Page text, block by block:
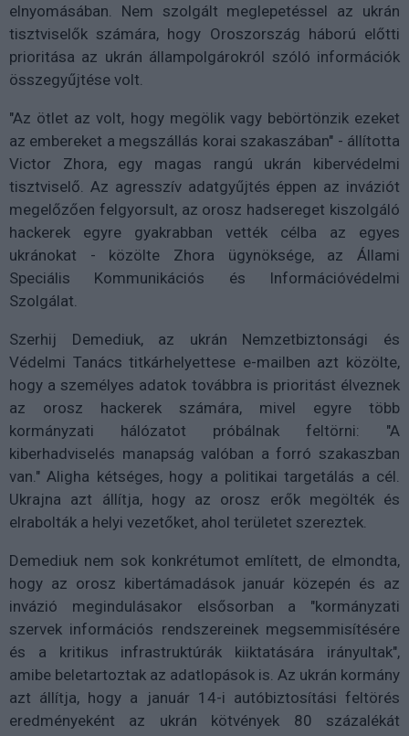
elnyomásában. Nem szolgált meglepetéssel az ukrán
tisztviselők számára, hogy Oroszország háború előtti
prioritása az ukrán állampolgárokról szóló információk
összegyűjtése volt.
"Az ötlet az volt, hogy megölik vagy bebörtönzik ezeket
az embereket a megszállás korai szakaszában" - állította
Victor Zhora, egy magas rangú ukrán kibervédelmi
tisztviselő. Az agresszív adatgyűjtés éppen az inváziót
megelőzően felgyorsult, az orosz hadsereget kiszolgáló
hackerek egyre gyakrabban vették célba az egyes
ukránokat - közölte Zhora ügynöksége, az Állami
Speciális Kommunikációs és Információvédelmi
Szolgálat.
Szerhij Demediuk, az ukrán Nemzetbiztonsági és
Védelmi Tanács titkárhelyettese e-mailben azt közölte,
hogy a személyes adatok továbbra is prioritást élveznek
az orosz hackerek számára, mivel egyre több
kormányzati hálózatot próbálnak feltörni: "A
kiberhadviselés manapság valóban a forró szakaszban
van." Aligha kétséges, hogy a politikai targetálás a cél.
Ukrajna azt állítja, hogy az orosz erők megölték és
elrabolták a helyi vezetőket, ahol területet szereztek.
Demediuk nem sok konkrétumot említett, de elmondta,
hogy az orosz kibertámadások január közepén és az
invázió megindulásakor elsősorban a "kormányzati
szervek információs rendszereinek megsemmisítésére
és a kritikus infrastruktúrák kiiktatására irányultak",
amibe beletartoztak az adatlopások is. Az ukrán kormány
azt állítja, hogy a január 14-i autóbiztosítási feltörés
eredményeként az ukrán kötvények 80 százalékát